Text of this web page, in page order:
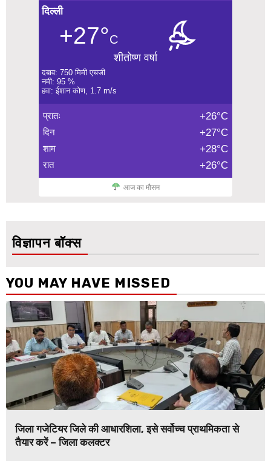
दिल्ली
+27°C
शीतोष्ण वर्षा
दबाव: 750 मिमी एचजी
नमी: 95 %
हवा: ईशान कोण, 1.7 m/s
प्रातः +26°C
दिन +27°C
शाम +28°C
रात +26°C
आज का मौसम
विज्ञापन बॉक्स
YOU MAY HAVE MISSED
जिला गजेटियर जिले की आधारशिला, इसे सर्वोच्च प्राथमिकता से
तैयार करें – जिला कलक्टर